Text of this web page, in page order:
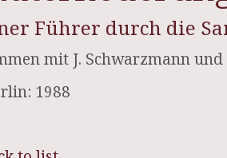
Führer durch die
mit J. Schwarzmann und
1988